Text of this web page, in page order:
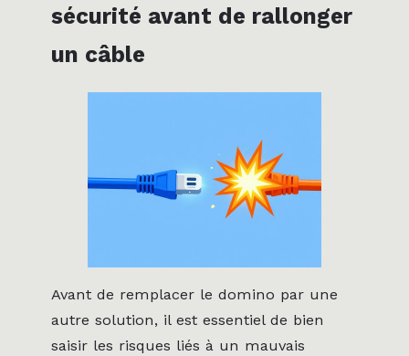
sécurité avant de rallonger
un câble
Avant de remplacer le domino par une
autre solution, il est essentiel de bien
saisir les risques liés à un mauvais